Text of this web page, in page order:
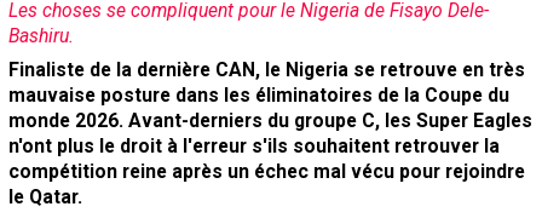
Les choses se compliquent pour le Nigeria de Fisayo Dele-
Bashiru.
Finaliste de la dernière CAN, le Nigeria se retrouve en très
mauvaise posture dans les éliminatoires de la Coupe du
monde 2026. Avant-derniers du groupe C, les Super Eagles
n'ont plus le droit à l'erreur s'ils souhaitent retrouver la
compétition reine après un échec mal vécu pour rejoindre
le Qatar.
Contact / Signaler un bug
Recrutement Maxifoot
Mentions légales
site web Maxifoot.fr